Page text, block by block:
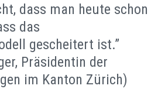
dass man heute schon
das
gescheitert ist.”
Präsidentin der
im Kanton Zürich)